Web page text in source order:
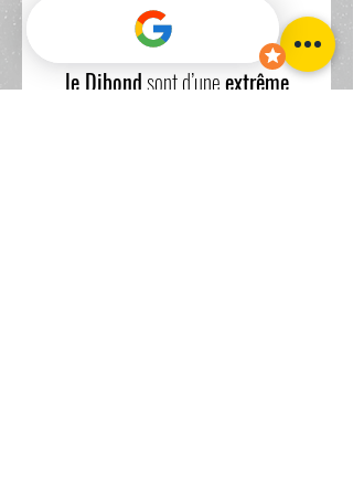
impressions directement sur
le Dibondsont d’uneextrême